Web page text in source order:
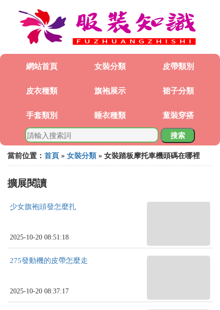
網站首頁 女裝分類 皮帶類別
皮衣種類 旗袍展示 裙子分類
手套類別 睡衣種類 童裝穿搭
搜索
當前位置： 首頁 » 女裝分類 » 女裝踏板摩托車機頭碼在哪裡
擴展閱讀
少女旗袍頭發怎麼扎
2025-10-20 08:51:18
275發動機的皮帶怎麼走
2025-10-20 08:37:17